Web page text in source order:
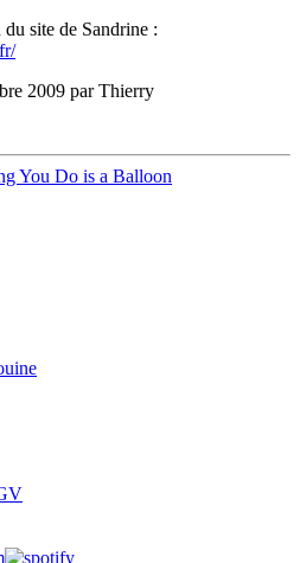
site de Sandrine :
2009 par Thierry
You Do is a Balloon